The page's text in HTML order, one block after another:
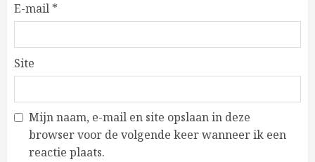
E-mail *
Site
Mijn naam, e-mail en site opslaan in deze
browser voor de volgende keer wanneer ik een
reactie plaats.